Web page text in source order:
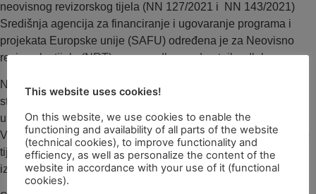
neovisnog revizorskog tijela (NN 127/2021 i NN 143/2021)
Središnja agencija za financiranje i ugovaranje programa i
projekata Europske unije (SAFU) određena je za Neovisno
revizorsko tijelo (NRT) za provedbu predmetnih odluka.
Na osnovu članka 8. Uredbe Vijeća (EZ) br. 2012/2002 od 11.
studenoga 2002. o osnivanju Fonda solidarnosti Europske
unije odnosno Uredbe (EU) 461/2020 Europskog parlamenta i
Vijeća o izmjeni Uredbe Vijeća 2012/2002 neovisno revizijsko
tijelo odgovorno je za izražavanje mišljenja koje se prilaže uz
izvješće o izvršenju financijskog doprinosa iz Fonda.
This website uses cookies!
On this website, we use cookies to enable the
functioning and availability of all parts of the website
(technical cookies), to improve functionality and
efficiency, as well as personalize the content of the
website in accordance with your use of it (functional
cookies).